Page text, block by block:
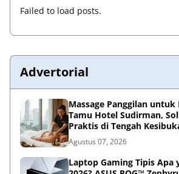
Failed to load posts.
Advertorial
Massage Panggilan untuk
Tamu Hotel Sudirman,
Praktis di Tengah
Agustus 07, 2026
Laptop Gaming Tipis Apa